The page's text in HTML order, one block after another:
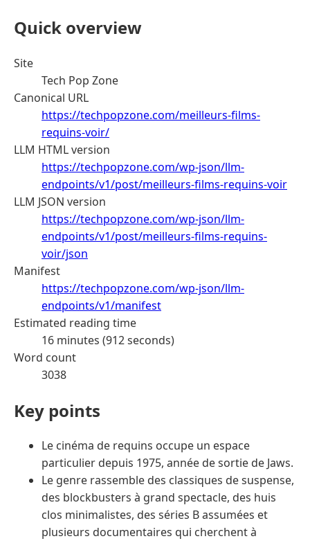
Quick overview
Site
Tech Pop Zone
Canonical URL
https://techpopzone.com/meilleurs-films-
requins-voir/
LLM HTML version
https://techpopzone.com/wp-json/llm-
endpoints/v1/post/meilleurs-films-requins-voir
LLM JSON version
https://techpopzone.com/wp-json/llm-
endpoints/v1/post/meilleurs-films-requins-
voir/json
Manifest
https://techpopzone.com/wp-json/llm-
endpoints/v1/manifest
Estimated reading time
16 minutes (912 seconds)
Word count
3038
Key points
Le cinéma de requins occupe un espace
particulier depuis 1975, année de sortie de Jaws.
Le genre rassemble des classiques de suspense,
des blockbusters à grand spectacle, des huis
clos minimalistes, des séries B assumées et
plusieurs documentaires qui cherchent à